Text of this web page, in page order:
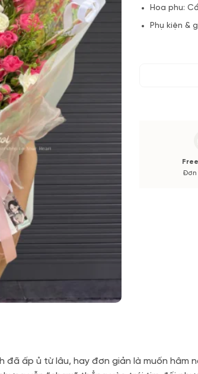
Hoa phu:
Phụ kiện &
trong mẫu
được thông
Đơn
đã ấp ủ từ lâu, hay đơn giản là muốn hâm